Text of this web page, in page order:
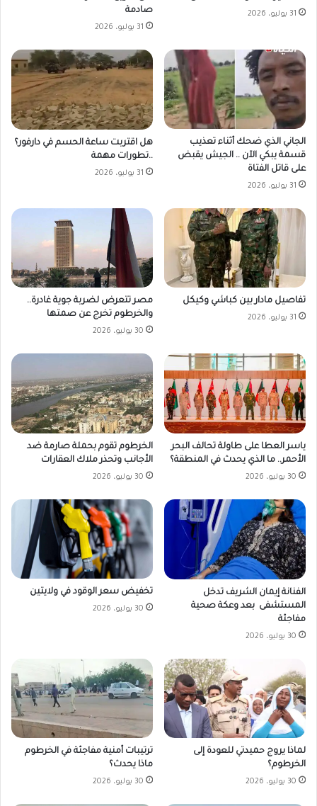
31 يوليو، 2026
صادمة
31 يوليو، 2026
الجاني الذي ضحك أثناء تعذيب
قسمة يبكي الآن .. الجيش يقبض
على قاتل الفتاة
31 يوليو، 2026
هل اقتربت ساعة الحسم في دارفور؟
..تطورات مهمة
31 يوليو، 2026
تفاصيل مادار بين كباشي وكيكل
31 يوليو، 2026
مصر تتعرض لضربة جوية غادرة..
والخرطوم تخرج عن صمتها
30 يوليو، 2026
ياسر العطا على طاولة تحالف البحر
الأحمر.. ما الذي يحدث في المنطقة؟
30 يوليو، 2026
الخرطوم تقوم بحملة صارمة ضد
الأجانب وتحذر ملاك العقارات
30 يوليو، 2026
الفنانة إيمان الشريف تدخل
المستشفى بعد وعكة صحية
مفاجئة
30 يوليو، 2026
تخفيض سعر الوقود في ولايتين
30 يوليو، 2026
لماذا يروج حميدتي للعودة إلى
الخرطوم؟
30 يوليو، 2026
ترتيبات أمنية مفاجئة في الخرطوم
ماذا يحدث؟
30 يوليو، 2026